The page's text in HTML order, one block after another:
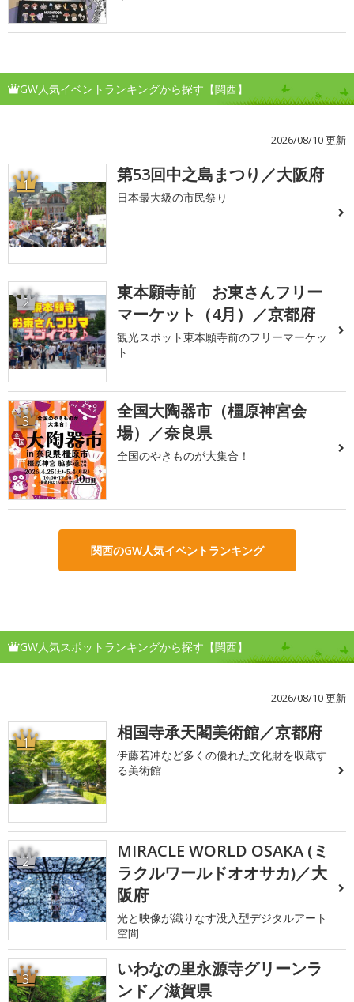
GW人気イベントランキングから探す【関西】
2026/08/10 更新
1 第53回中之島まつり／大阪府
日本最大級の市民祭り
2
東本願寺前 お東さんフリー
マーケット（4月）／京都府
観光スポット東本願寺前のフリーマーケッ
ト
3
全国大陶器市（橿原神宮会
場）／奈良県
全国のやきものが大集合！
関西のGW人気イベントランキング
GW人気スポットランキングから探す【関西】
2026/08/10 更新
1 相国寺承天閣美術館／京都府
伊藤若冲など多くの優れた文化財を収蔵す
る美術館
2
MIRACLE WORLD OSAKA (ミ
ラクルワールドオオサカ)／大
阪府
光と映像が織りなす没入型デジタルアート
空間
3
いわなの里永源寺グリーンラ
ンド／滋賀県